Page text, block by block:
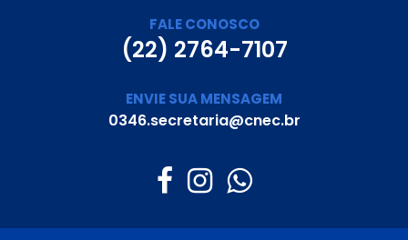
FALE CONOSCO
(22) 2764-7107
ENVIE SUA MENSAGEM
0346.secretaria@cnec.br